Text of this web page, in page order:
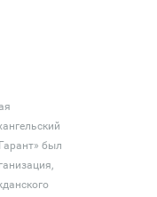
был